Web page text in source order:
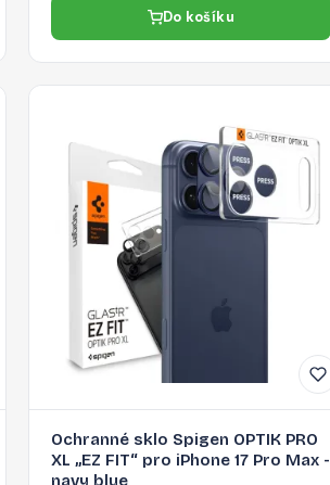
Do košíku
Ochranné sklo Spigen OPTIK PRO
XL „EZ FIT“ pro iPhone 17 Pro Max -
navy blue